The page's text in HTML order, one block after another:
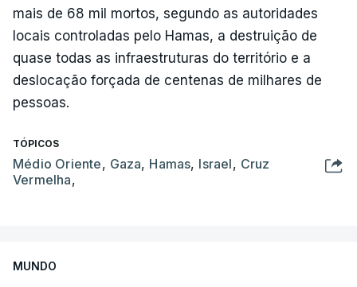
mais de 68 mil mortos, segundo as autoridades
locais controladas pelo Hamas, a destruição de
quase todas as infraestruturas do território e a
deslocação forçada de centenas de milhares de
pessoas.
TÓPICOS
Médio Oriente, Gaza, Hamas, Israel, Cruz
Vermelha,
MUNDO